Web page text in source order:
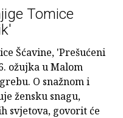
Tomice
Šćavine, 'Prešućeni
ožujka u Malom
O snažnom i
žensku snagu,
svjetova, govorit će